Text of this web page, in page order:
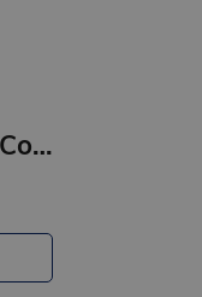
Flomasteri ToyColor 12 krāsu superwashable Junior, new